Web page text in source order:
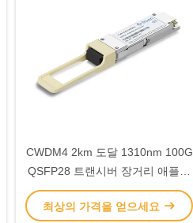
CWDM4 2km 도달 1310nm 100G
QSFP28 트랜시버 장거리 애플리
케이션
최상의 가격을 얻으세요